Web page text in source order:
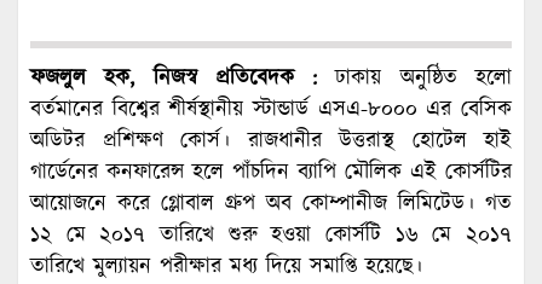
ফজলুল হক, নিজস্ব প্রতিবেদক :ঢাকায় অনুষ্ঠিত হলো
বর্তমানের বিশ্বের শীর্ষস্থানীয় স্টান্ডার্ড এসএ-৮০০০ এর বেসিক
অডিটর প্রশিক্ষণ কোর্স। রাজধানীর উত্তরাস্থ হোটেল হাই
গার্ডেনের কনফারেন্স হলে পাঁচদিন ব্যাপি মৌলিক এই কোর্সটির
আয়োজনে করে গ্লোবাল গ্রুপ অব কোম্পানীজ লিমিটেড। গত
১২ মে ২০১৭ তারিখে শুরু হওয়া কোর্সটি ১৬ মে ২০১৭
তারিখে মুল্যায়ন পরীক্ষার মধ্য দিয়ে সমাপ্তি হয়েছে।